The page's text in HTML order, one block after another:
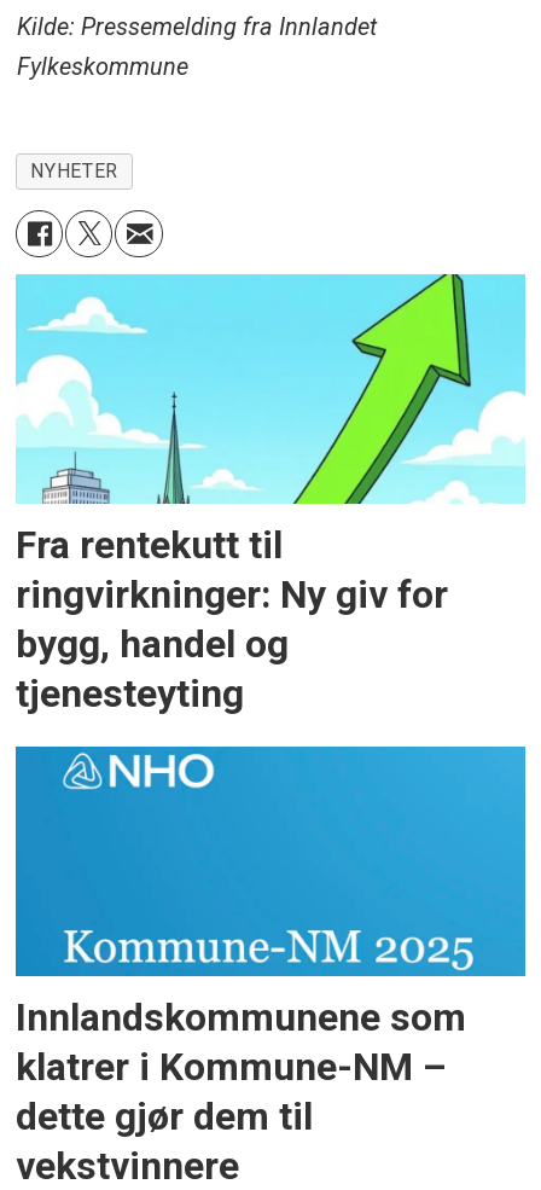
Kilde: Pressemelding fra Innlandet
Fylkeskommune
NYHETER
Fra rentekutt til
ringvirkninger: Ny giv for
bygg, handel og
tjenesteyting
Innlandskommunene som
klatrer i Kommune-NM –
dette gjør dem til
vekstvinnere